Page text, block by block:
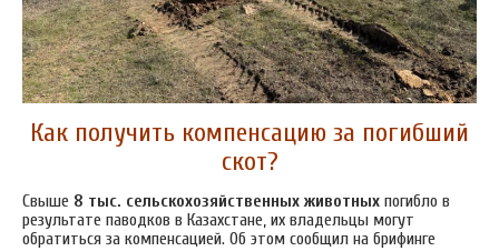
Как получить компенсацию за погибший
скот?
Свыше 8 тыс. сельскохозяйственных животных погибло в
результате паводков в Казахстане, их владельцы могут
обратиться за компенсацией. Об этом сообщил на брифинге